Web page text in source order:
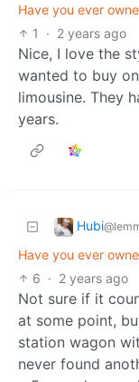
Have you ever
1
· 2 years ago
Nice, I love the
wanted to buy
limousine. They
years.
Hubi
Have you ever
6 · 2 years ago
Not sure if it
at some point,
station wagon
never found